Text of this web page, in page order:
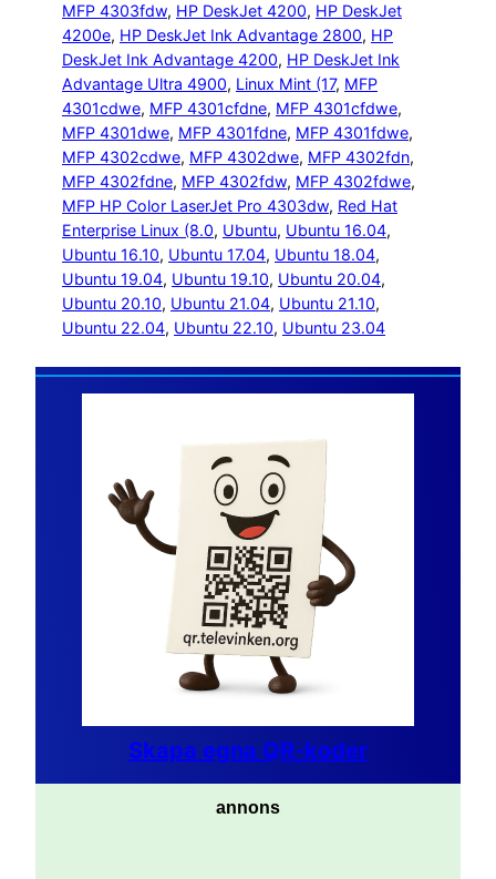
MFP 4303fdw, HP DeskJet 4200, HP DeskJet
4200e, HP DeskJet Ink Advantage 2800, HP
DeskJet Ink Advantage 4200, HP DeskJet Ink
Advantage Ultra 4900, Linux Mint (17, MFP
4301cdwe, MFP 4301cfdne, MFP 4301cfdwe
MFP 4301dwe, MFP 4301fdne, MFP 4301fdwe
MFP 4302cdwe, MFP 4302dwe, MFP 4302fdn
MFP 4302fdne, MFP 4302fdw, MFP 4302fdwe
MFP HP Color LaserJet Pro 4303dw, Red Hat
Enterprise Linux (8.0, Ubuntu, Ubuntu 16.04
Ubuntu 16.10, Ubuntu 17.04, Ubuntu 18.04
Ubuntu 19.04, Ubuntu 19.10, Ubuntu 20.04
Ubuntu 20.10, Ubuntu 21.04, Ubuntu 21.10
Ubuntu 22.04, Ubuntu 22.10, Ubuntu 23.04
Skapa egna QR-koder
annons